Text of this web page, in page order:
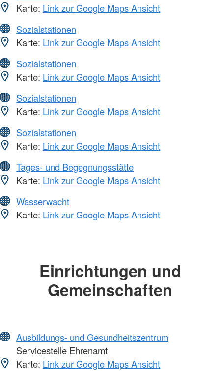
Karte: Link zur Google Maps Ansicht
Sozialstationen
Karte: Link zur Google Maps Ansicht
Sozialstationen
Karte: Link zur Google Maps Ansicht
Sozialstationen
Karte: Link zur Google Maps Ansicht
Sozialstationen
Karte: Link zur Google Maps Ansicht
Tages- und Begegnungsstätte
Karte: Link zur Google Maps Ansicht
Wasserwacht
Karte: Link zur Google Maps Ansicht
Einrichtungen und
Gemeinschaften
Ausbildungs- und Gesundheitszentrum
Servicestelle Ehrenamt
Karte: Link zur Google Maps Ansicht